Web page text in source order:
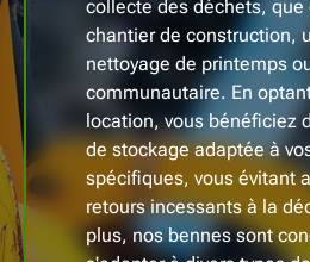
collecte des déchets, que
chantier de construction,
nettoyage de printemps
communautaire. En
location, vous bénéficiez
de stockage adaptée à
spécifiques, vous évitant
retours incessants à la
plus, nos bennes sont